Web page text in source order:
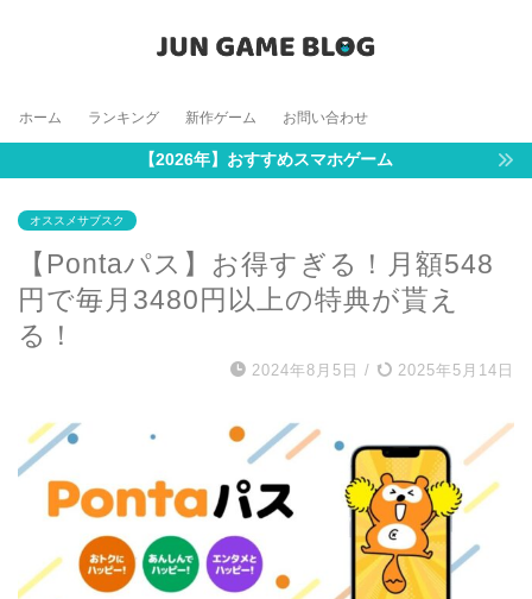
ホーム ランキング 新作ゲーム お問い合わせ
【2026年】おすすめスマホゲーム
オススメサブスク
【Pontaパス】お得すぎる！月額548
円で毎月3480円以上の特典が貰え
る！
2024年8月5日 / 2025年5月14日